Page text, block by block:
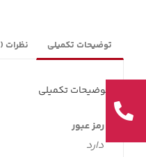
توضیحات تکمیلی نظرات (0)
توضیحات تکمیلی
رمز عبور
دارد